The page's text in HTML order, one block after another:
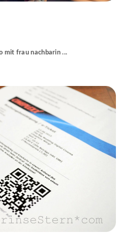
mit frau nachbarin ...